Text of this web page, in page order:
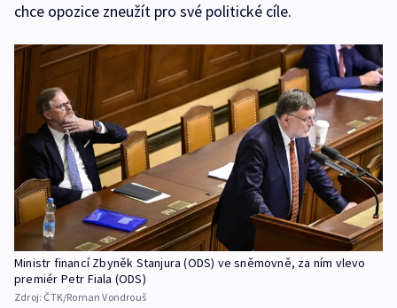
chce opozice zneužít pro své politické cíle.
Ministr financí Zbyněk Stanjura (ODS) ve sněmovně, za ním vlevo
premiér Petr Fiala (ODS)
Zdroj: ČTK/Roman Vondrouš